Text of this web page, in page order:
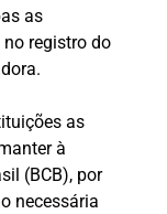
as
registro do
as
à
(BCB), por
necessária